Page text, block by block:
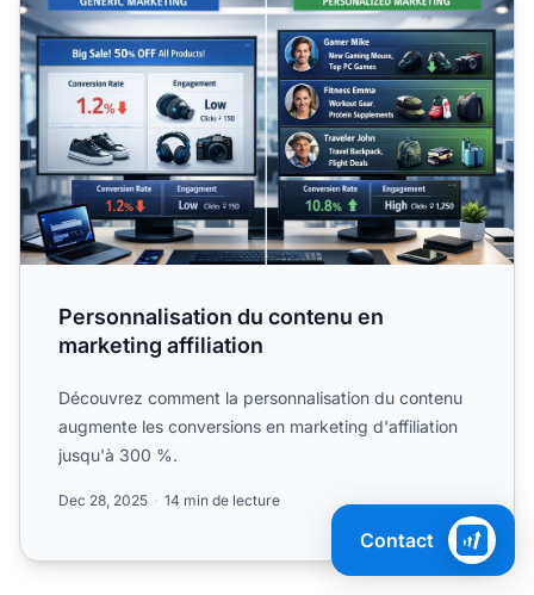
Personnalisation du contenu en
marketing affiliation
Découvrez comment la personnalisation du contenu
augmente les conversions en marketing d'affiliation
jusqu'à 300 %.
Dec 28, 2025 14 min de lecture
Contact